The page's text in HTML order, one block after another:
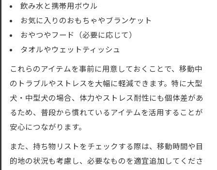
飲み水と携帯用ボウル
お気に入りのおもちゃやブランケット
おやつやフード（必要に応じて）
タオルやウェットティッシュ
これらのアイテムを事前に用意しておくことで、移動中
のトラブルやストレスを大幅に軽減できます。特に大型
犬・中型犬の場合、体力やストレス耐性にも個体差があ
るため、普段から慣れているアイテムを活用することが
安心につながります。
また、持ち物リストをチェックする際は、移動時間や目
的地の状況も考慮し、必要なものを適宜追加してくださ